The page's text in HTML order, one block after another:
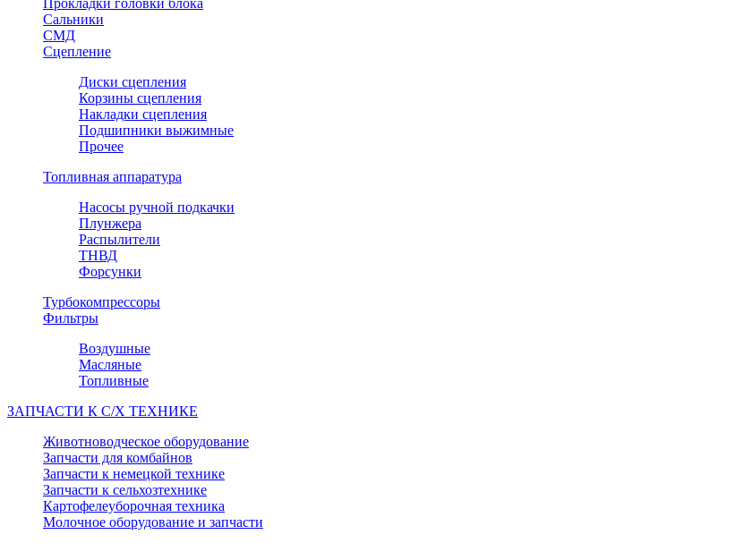
Прокладки головки блока
Сальники
СМД
Сцепление
Диски сцепления
Корзины сцепления
Накладки сцепления
Подшипники выжимные
Прочее
Топливная аппаратура
Насосы ручной подкачки
Плунжера
Распылители
ТНВД
Форсунки
Турбокомпрессоры
Фильтры
Воздушные
Масляные
Топливные
ЗАПЧАСТИ К С/Х ТЕХНИКЕ
Животноводческое оборудование
Запчасти для комбайнов
Запчасти к немецкой технике
Запчасти к сельхозтехнике
Картофелеуборочная техника
Молочное оборудование и запчасти